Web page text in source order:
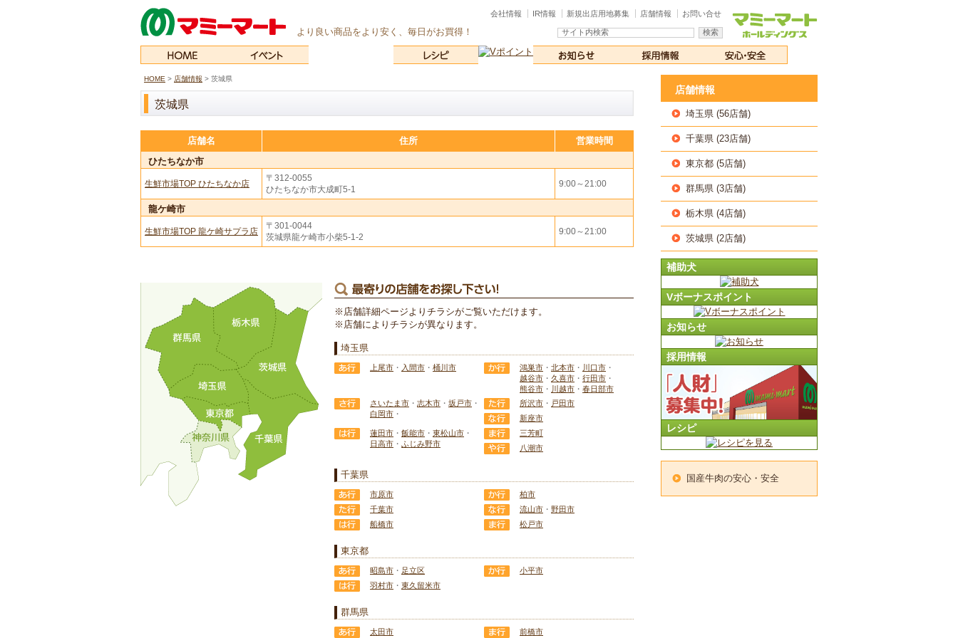
より良い商品をより安く、毎日がお買得！
会社情報 IR情報 新規出店用地募集 店舗情報 お問い合せ
HOME > 店舗情報 > 茨城県
茨城県
店舗名 住所
営業時間
ひたちなか市
生鮮市場TOP ひたちなか店
〒312-0055
ひたちなか市大成町5-1
9:00～21:00
龍ケ崎市
生鮮市場TOP 龍ケ崎サプラ店
〒301-0044
茨城県龍ケ崎市小柴5-1-2
9:00～21:00
※店舗詳細ページよりチラシがご覧いただけます。
※店舗によりチラシが異なります。
埼玉県
上尾市 ・ 入間市 ・ 桶川市 鴻巣市 ・ 北本市 ・ 川口市 ・
越谷市 ・ 久喜市 ・ 行田市 ・
熊谷市 ・ 川越市 ・ 春日部市
さいたま市 ・ 志木市 ・ 坂戸市 ・
白岡市 ・
所沢市 ・ 戸田市
新座市
蓮田市 ・ 飯能市 ・ 東松山市 ・
日高市 ・ ふじみ野市
三芳町
八潮市
千葉県
市原市
柏市
千葉市
流山市 ・ 野田市
船橋市
松戸市
東京都
昭島市 ・ 足立区
小平市
羽村市 ・ 東久留米市
群馬県
太田市 前橋市
店舗情報
埼玉県 (56店舗)
千葉県 (23店舗)
東京都 (5店舗)
群馬県 (3店舗)
栃木県 (4店舗)
茨城県 (2店舗)
補助犬
Vボーナスポイント
お知らせ
採用情報
レシピ
国産牛肉の安心・安全